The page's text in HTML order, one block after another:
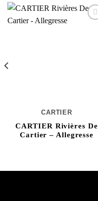
CARTIER
CARTIER Rivières De
Cartier – Allegresse